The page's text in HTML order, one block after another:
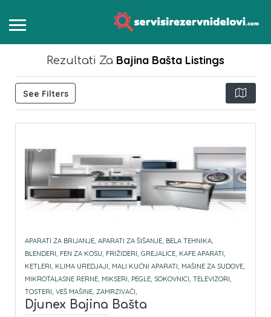
Rezultati Za Bajina Bašta Listings
See Filters
APARATI ZA BRIJANJE, APARATI ZA ŠIŠANJE, BELA TEHNIKA,
BLENDERI, FEN ZA KOSU, FRIŽIDERI, GREJALICE, KAFE APARATI,
KETLERI, KLIMA UREDJAJI, MALI KUĆNI APARATI, MAŠINE ZA SUDOVE,
MIKROTALASNE RERNE, MIKSERI, PEGLE, SOKOVNICI, TELEVIZORI,
TOSTERI, VEŠ MAŠINE, ZAMRZIVAČI,
Djunex Bajina Bašta